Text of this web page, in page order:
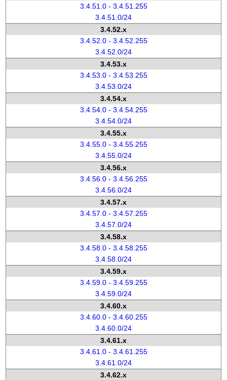
3.4.51.0 - 3.4.51.255
3.4.51.0/24
3.4.52.x
3.4.52.0 - 3.4.52.255
3.4.52.0/24
3.4.53.x
3.4.53.0 - 3.4.53.255
3.4.53.0/24
3.4.54.x
3.4.54.0 - 3.4.54.255
3.4.54.0/24
3.4.55.x
3.4.55.0 - 3.4.55.255
3.4.55.0/24
3.4.56.x
3.4.56.0 - 3.4.56.255
3.4.56.0/24
3.4.57.x
3.4.57.0 - 3.4.57.255
3.4.57.0/24
3.4.58.x
3.4.58.0 - 3.4.58.255
3.4.58.0/24
3.4.59.x
3.4.59.0 - 3.4.59.255
3.4.59.0/24
3.4.60.x
3.4.60.0 - 3.4.60.255
3.4.60.0/24
3.4.61.x
3.4.61.0 - 3.4.61.255
3.4.61.0/24
3.4.62.x